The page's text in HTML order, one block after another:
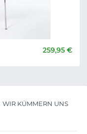
259,95 €
WIR KÜMMERN UNS